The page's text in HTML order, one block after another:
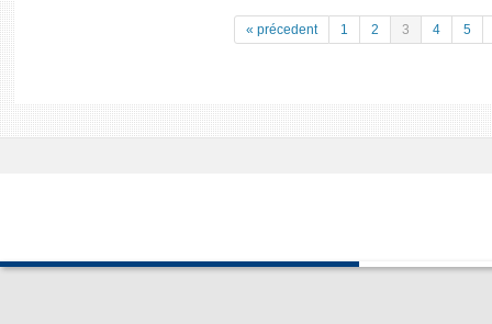
« précedent 1 2 3 4 5